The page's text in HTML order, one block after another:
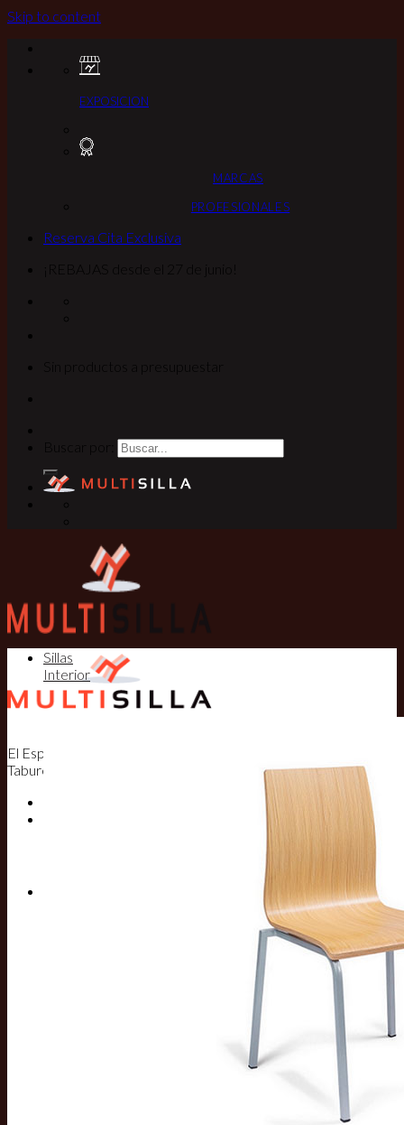
Skip to content
EXPOSICION
MARCAS
PROFESIONALES
Reserva Cita Exclusiva
El Especialista en Sillas, Mesas y
Taburetes
Sillas
Interior